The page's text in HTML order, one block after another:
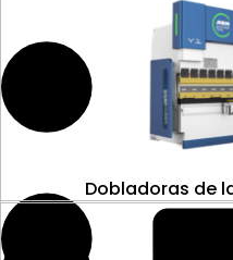
Dobladoras de